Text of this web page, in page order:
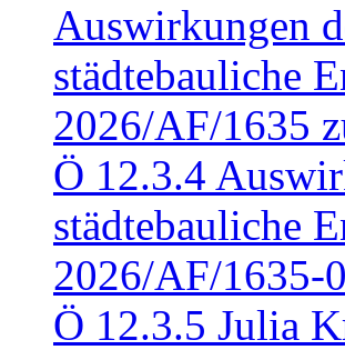
Auswirkungen
städtebauliche
2026/AF/1635
Ö 12.3.4
städtebauliche
2026/AF/1635-
Ö 12.3.5 Julia